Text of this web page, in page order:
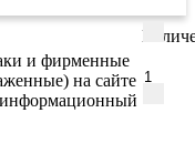
и фирменные
на сайте
информационный